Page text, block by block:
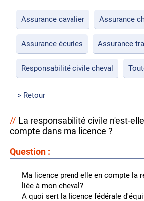
Assurance cavalier Assurance
Assurance écuries Assurance
Responsabilité civile cheval
Retour
La responsabilité civile n'est-
compte dans ma licence ?
Question :
Ma licence prend elle en compte la
liée à mon cheval?
A quoi sert la licence fédérale